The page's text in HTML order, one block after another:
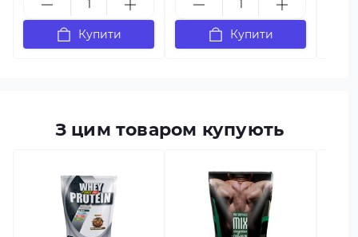
Купити Купити
З цим товаром купують